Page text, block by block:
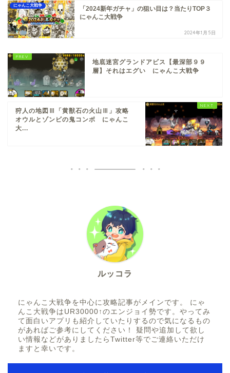
にゃんこ大戦争
「2024新年ガチャ」の狙い目は？当たりTOP３
にゃんこ大戦争
2024年1月5日
地底迷宮グランドアビス【最深部９９
層】それはエグい にゃんこ大戦争
狩人の地図Ⅲ「黄獣石の火山Ⅲ」攻略
オウルとゾンビの鬼コンボ にゃんこ
大...
ルッコラ
にゃんこ大戦争を中心に攻略記事がメインです。 にゃ
んこ大戦争はUR30000↑のエンジョイ勢です。やってみ
て面白いアプリも紹介していたりするので気になるもの
があればご参考にしてください！ 疑問や追加して欲し
い情報などがありましたらTwitter等でご連絡いただけ
ますと幸いです。